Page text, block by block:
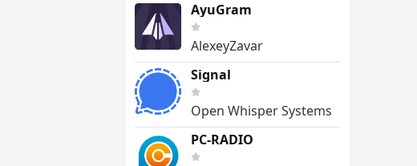
AyuGram
AlexeyZavar
Signal
Open Whisper Systems
PC-RADIO